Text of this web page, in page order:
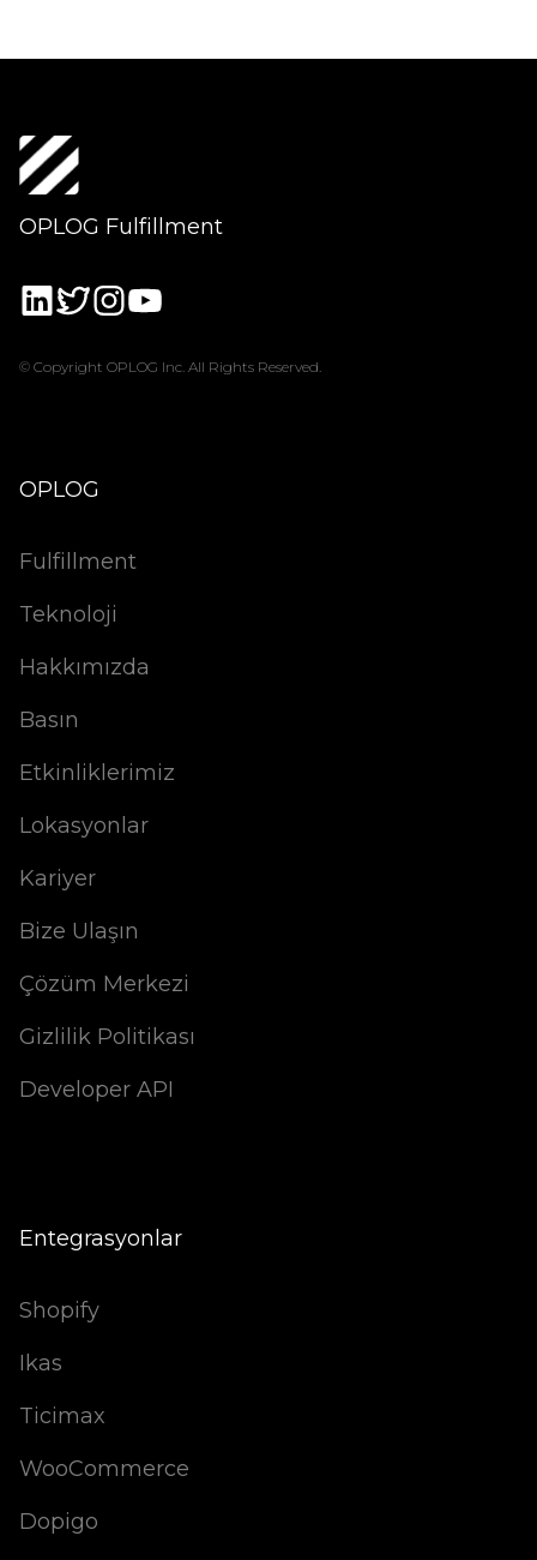
OPLOG Fulfillment
© Copyright OPLOG Inc. All Rights Reserved.
OPLOG
Fulfillment
Teknoloji
Hakkımızda
Basın
Etkinliklerimiz
Lokasyonlar
Kariyer
Bize Ulaşın
Çözüm Merkezi
Gizlilik Politikası
Developer API
Entegrasyonlar
Shopify
Ikas
Ticimax
WooCommerce
Dopigo